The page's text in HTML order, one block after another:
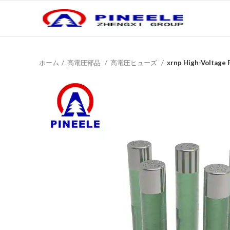
ホーム 高電圧部品 高電圧ヒューズ xrnp High-Voltage